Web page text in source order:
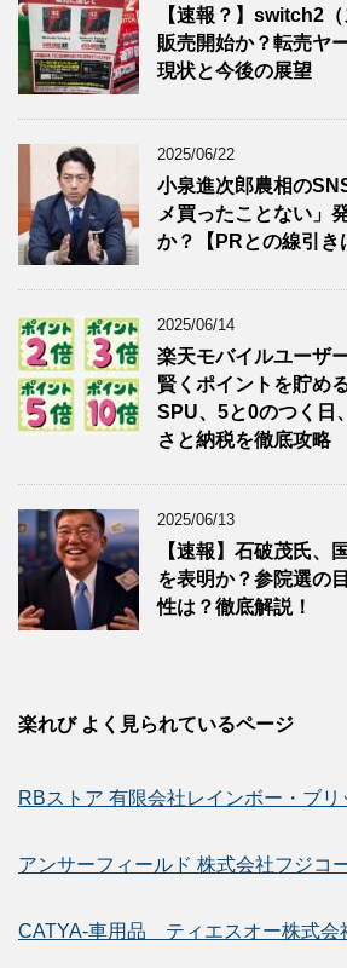
【速報？】switch2
販売開始か？転売ヤ
現状と今後の展望
2025/06/22
小泉進次郎農相の
メ買ったことない」
か？【PRとの線引き
2025/06/14
楽天モバイルユーザ
賢くポイントを貯め
SPU、5と0のつく日
さと納税を徹底攻略
2025/06/13
【速報】石破茂氏、
を表明か？参院選の
性は？徹底解説！
楽れび よく見られているページ
RBストア 有限会社レインボー・ブリ
アンサーフィールド 株式会社フジコ
CATYA-車用品 ティエスオー株式会